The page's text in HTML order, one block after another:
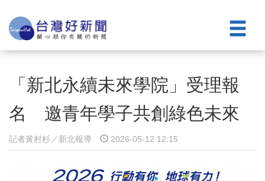
「新北永續未來學院」受理報
名 邀青年學子共創綠色未來
記者黃村杉／新北報導 2026-05-12 12:15